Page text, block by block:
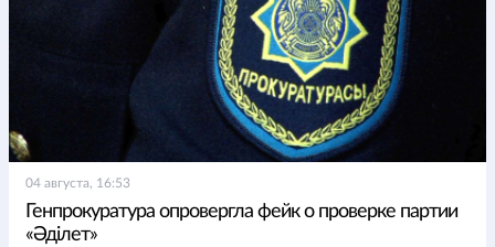
04 августа, 16:53
Генпрокуратура опровергла фейк о проверке партии
«Әділет»